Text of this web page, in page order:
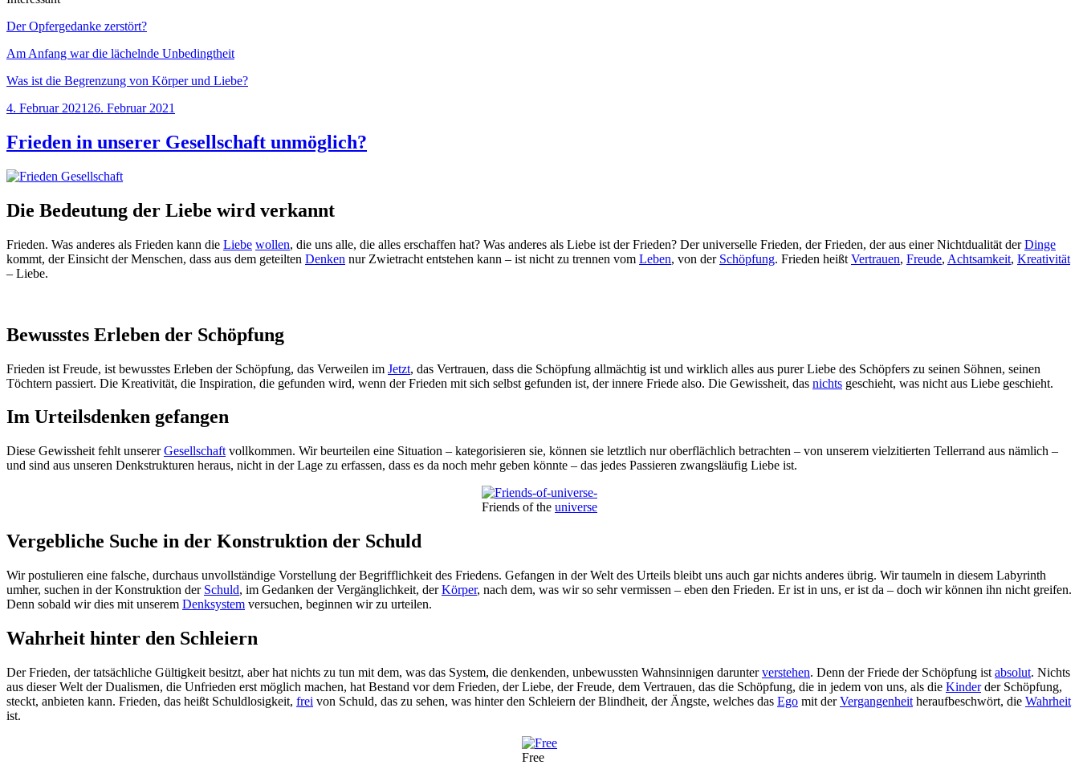
Der Opfergedanke zerstört?
Am Anfang war die lächelnde Unbedingtheit
Was ist die Begrenzung von Körper und Liebe?
Veröffentlicht
4. Februar 2021 26. Februar 2021
Frieden in unserer Gesellschaft unmöglich?
Die Bedeutung der Liebe wird verkannt
Frieden. Was anderes als Frieden kann die Liebe wollen, die uns alle, die alles erschaffen hat? Was anderes als Liebe ist der Frieden? Der universelle Frieden, der Frieden, der aus einer Nichtdualität derDinge
kommt, der Einsicht der Menschen, dass aus dem geteilten Denken nur Zwietracht entstehen kann – ist nicht zu trennen vom Leben, von der Schöpfung. Frieden heißt Vertrauen, Freude, Achtsamkeit, Kreativität
– Liebe.
Bewusstes Erleben der Schöpfung
Frieden ist Freude, ist bewusstes Erleben der Schöpfung, das Verweilen im Jetzt, das Vertrauen, dass die Schöpfung allmächtig ist und wirklich alles aus purer Liebe des Schöpfers zu seinen Söhnen, seinen
Töchtern passiert. Die Kreativität, die Inspiration, die gefunden wird, wenn der Frieden mit sich selbst gefunden ist, der innere Friede also. Die Gewissheit, das nichts geschieht, was nicht aus Liebe geschieht.
Im Urteilsdenken gefangen
Diese Gewissheit fehlt unsererGesellschaft vollkommen. Wir beurteilen eine Situation – kategorisieren sie, können sie letztlich nur oberflächlich betrachten – von unserem vielzitierten Tellerrand aus nämlich –
und sind aus unseren Denkstrukturen heraus, nicht in der Lage zu erfassen, dass es da noch mehr geben könnte – das jedes Passieren zwangsläufig Liebe ist.
Friends of the universe
Vergebliche Suche in der Konstruktion der Schuld
Wir postulieren eine falsche, durchaus unvollständige Vorstellung der Begrifflichkeit des Friedens. Gefangen in der Welt des Urteils bleibt uns auch gar nichts anderes übrig. Wir taumeln in diesem Labyrinth
umher, suchen in der Konstruktion der Schuld, im Gedanken der Vergänglichkeit, derKörper, nach dem, was wir so sehr vermissen – eben den Frieden. Er ist in uns, er ist da – doch wir können ihn nicht greifen.
Denn sobald wir dies mit unserem Denksystem versuchen, beginnen wir zu urteilen.
Wahrheit hinter den Schleiern
Der Frieden, der tatsächliche Gültigkeit besitzt, aber hat nichts zu tun mit dem, was das System, die denkenden, unbewussten Wahnsinnigen darunterverstehen. Denn der Friede der Schöpfung ist absolut. Nichts
aus dieser Welt der Dualismen, die Unfrieden erst möglich machen, hat Bestand vor dem Frieden, der Liebe, der Freude, dem Vertrauen, das die Schöpfung, die in jedem von uns, als die Kinderder Schöpfung,
steckt, anbieten kann. Frieden, das heißt Schuldlosigkeit, frei von Schuld, das zu sehen, was hinter den Schleiern der Blindheit, der Ängste, welches das Ego mit derVergangenheit heraufbeschwört, die Wahrheit
ist.
Free